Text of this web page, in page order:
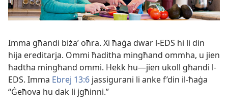
Imma għandi biżaʼ oħra. Xi ħaġa dwar l-​EDS hi li din
hija ereditarja. Ommi ħaditha mingħand ommha, u jien
ħadtha mingħand ommi. Hekk hu​—jien ukoll għandi l-​
EDS. Imma Ebrej 13:6 jassigurani li anke f’din il-​ħaġa
“Ġeħova hu dak li jgħinni.”